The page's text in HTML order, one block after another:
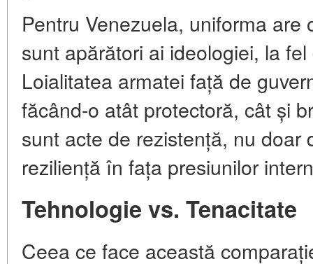
Pentru Venezuela, uniforma
sunt apărători ai ideologiei, la
Loialitatea armatei față de
făcând-o atât protectoră, cât și
sunt acte de rezistență, nu doar
reziliență în fața presiunilor
Tehnologie vs. Tenacitate
Ceea ce face această